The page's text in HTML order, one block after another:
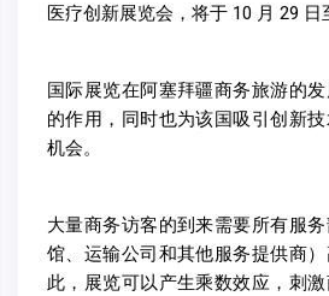
医疗创新展览会，将于 10 月 29 日
国际展览在阿塞拜疆商务旅游的
的作用，同时也为该国吸引创新
机会。
大量商务访客的到来需要所有服
馆、运输公司和其他服务提供商
此，展览可以产生乘数效应，刺